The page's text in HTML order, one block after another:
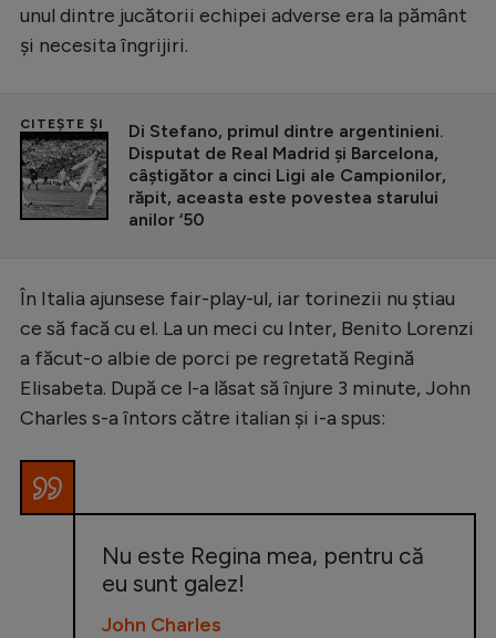
unul dintre jucătorii echipei adverse era la pământ
și necesita îngrijiri.
CITEȘTE ȘI
Di Stefano, primul dintre argentinieni.
Disputat de Real Madrid și Barcelona,
câștigător a cinci Ligi ale Campionilor,
răpit, aceasta este povestea starului
anilor ‘50
În Italia ajunsese fair-play-ul, iar torinezii nu știau
ce să facă cu el. La un meci cu Inter, Benito Lorenzi
a făcut-o albie de porci pe regretată Regină
Elisabeta. După ce l-a lăsat să înjure 3 minute, John
Charles s-a întors către italian și i-a spus:
Nu este Regina mea, pentru că
eu sunt galez!
John Charles